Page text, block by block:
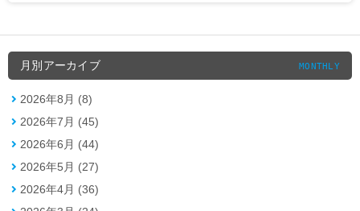
月別アーカイブ MONTHLY
2026年8月 (8)
2026年7月 (45)
2026年6月 (44)
2026年5月 (27)
2026年4月 (36)